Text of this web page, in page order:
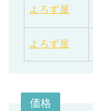
よろず屋
よろず屋
価格